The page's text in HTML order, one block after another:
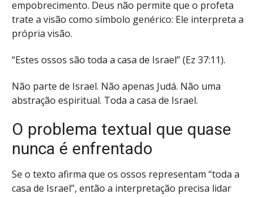
empobrecimento. Deus não permite que o profeta
trate a visão como símbolo genérico: Ele interpreta a
própria visão.
“Estes ossos são toda a casa de Israel” (Ez 37:11).
Não parte de Israel. Não apenas Judá. Não uma
abstração espiritual. Toda a casa de Israel.
O problema textual que quase
nunca é enfrentado
Se o texto afirma que os ossos representam “toda a
casa de Israel”, então a interpretação precisa lidar